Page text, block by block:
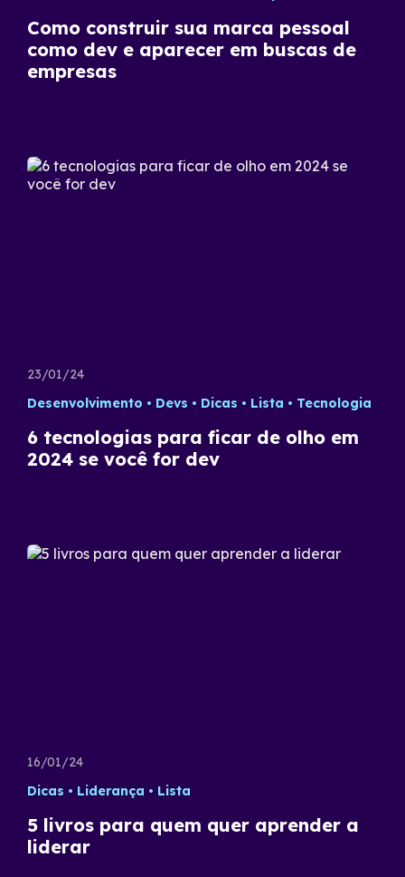
Como construir sua marca pessoal
como dev e aparecer em buscas de
empresas
23/01/24
Desenvolvimento
Devs Dicas Lista Tecnologia
6 tecnologias para ficar de olho em
2024 se você for dev
16/01/24
Dicas
Liderança Lista
5 livros para quem quer aprender a
liderar